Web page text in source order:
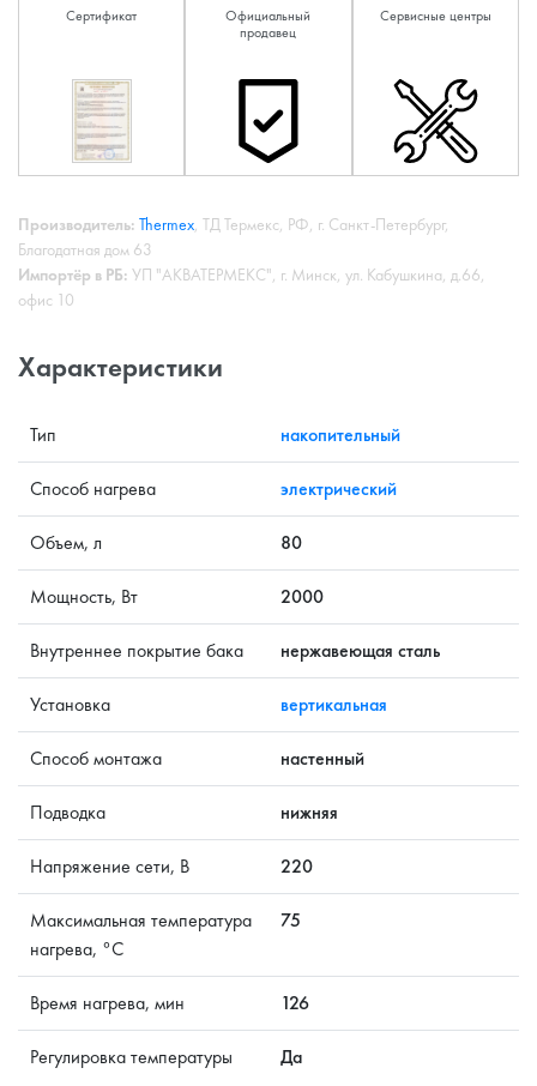
Сертификат
Официальный
продавец
Сервисные центры
Производитель: Thermex , ТД Термекс, РФ, г. Санкт-Петербург,
Благодатная дом 63
Импортёр в РБ: УП "АКВАТЕРМЕКС", г. Минск, ул. Кабушкина, д.66,
офис 10
Характеристики
Тип накопительный
Способ нагрева электрический
Объем, л 80
Мощность, Вт 2000
Внутреннее покрытие бака нержавеющая сталь
Установка вертикальная
Способ монтажа настенный
Подводка нижняя
Напряжение сети, В 220
Максимальная температура
нагрева, °C
75
Время нагрева, мин 126
Регулировка температуры Да